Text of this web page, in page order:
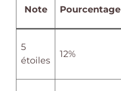
Note Pourcentage
5
étoiles
12%